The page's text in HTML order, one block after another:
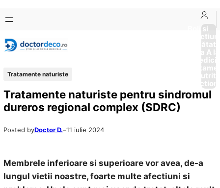
conținut
content
Boli si
Afectiuni
Sănătate
de la A
Tratamente naturiste
Tratamente naturiste pentru sindromul
dureros regional complex (SDRC)
Posted byDoctor D.–11 iulie 2024
Membrele inferioare si superioare vor avea, de-a
lungul vietii noastre, foarte multe afectiuni si